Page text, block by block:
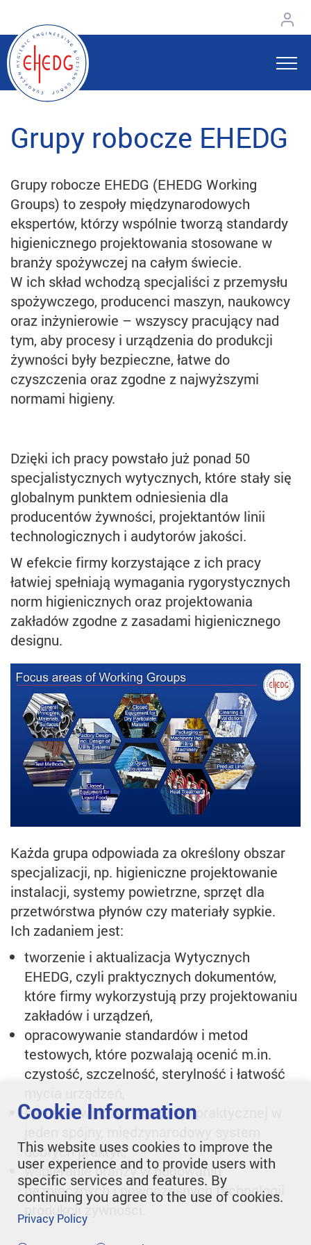
Grupy robocze EHEDG
Grupy robocze EHEDG (EHEDG Working
Groups) to zespoły międzynarodowych
ekspertów, którzy wspólnie tworzą standardy
higienicznego projektowania stosowane w
branży spożywczej na całym świecie.
W ich skład wchodzą specjaliści z przemysłu
spożywczego, producenci maszyn, naukowcy
oraz inżynierowie – wszyscy pracujący nad
tym, aby procesy i urządzenia do produkcji
żywności były bezpieczne, łatwe do
czyszczenia oraz zgodne z najwyższymi
normami higieny.
Dzięki ich pracy powstało już ponad 50
specjalistycznych wytycznych, które stały się
globalnym punktem odniesienia dla
producentów żywności, projektantów linii
technologicznych i audytorów jakości.
W efekcie firmy korzystające z ich pracy
łatwiej spełniają wymagania rygorystycznych
norm higienicznych oraz projektowania
zakładów zgodne z zasadami higienicznego
designu.
Każda grupa odpowiada za określony obszar
specjalizacji, np. higieniczne projektowanie
instalacji, systemy powietrzne, sprzęt dla
przetwórstwa płynów czy materiały sypkie.
Ich zadaniem jest:
tworzenie i aktualizacja Wytycznych
EHEDG, czyli praktycznych dokumentów,
które firmy wykorzystują przy projektowaniu
zakładów i urządzeń,
opracowywanie standardów i metod
testowych, które pozwalają ocenić m.in.
czystość, szczelność, sterylność i łatwość
łączenie wiedzy naukowej i praktycznej w
dobrych praktyk,
wspieranie branży w budowaniu
bezpiecznych i nowoczesnych technologii
produkcji żywności.
Cookie Information
This website uses cookies to improve the
user experience and to provide users with
specific services and features. By
continuing you agree to the use of cookies.
Privacy Policy